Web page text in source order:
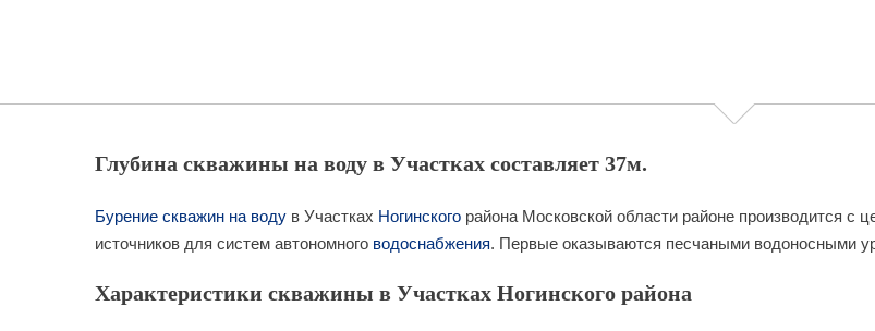
Глубина скважины на воду в Участках составляет 37м.
Бурение скважин на воду в Участках Ногинского района Московской области районе производится
источников для систем автономного водоснабжения. Первые оказываются песчаными водоносными
Характеристики скважины в Участках Ногинского района